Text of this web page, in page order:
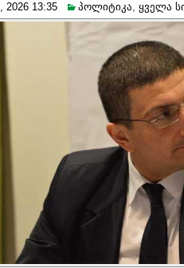
2026 13:35 პოლიტიკა, ყველა